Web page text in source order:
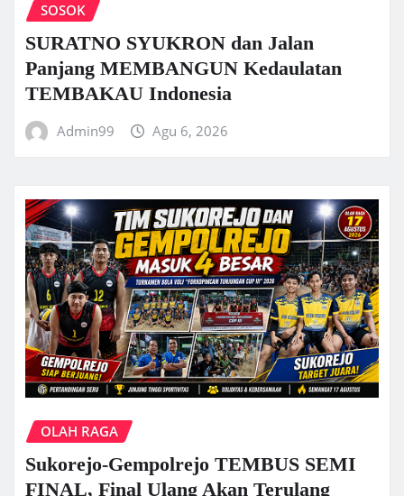
SOSOK
SURATNO SYUKRON dan Jalan
Panjang MEMBANGUN Kedaulatan
TEMBAKAU Indonesia
Admin99 Agu 6, 2026
OLAH RAGA
Sukorejo-Gempolrejo TEMBUS SEMI
FINAL, Final Ulang Akan Terulang